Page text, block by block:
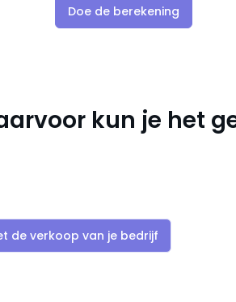
Doe de berekening
kun je het
de verkoop van je bedrijf